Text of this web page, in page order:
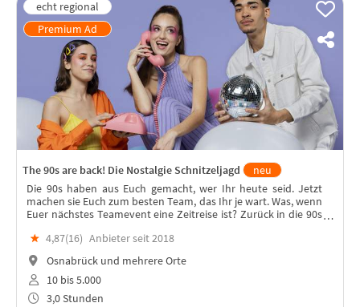
The 90s are back! Die Nostalgie Schnitzeljagd
neu
Die 90s haben aus Euch gemacht, wer Ihr heute seid. Jetzt
machen sie Euch zum besten Team, das Ihr je wart. Was, wenn
Euer nächstes Teamevent eine Zeitreise ist? Zurück in die 90s
Eurodance-Ohrwurm!
★ 4,87(16) Anbieter seit 2018
Osnabrück und mehrere Orte
10 bis 5.000
3,0 Stunden